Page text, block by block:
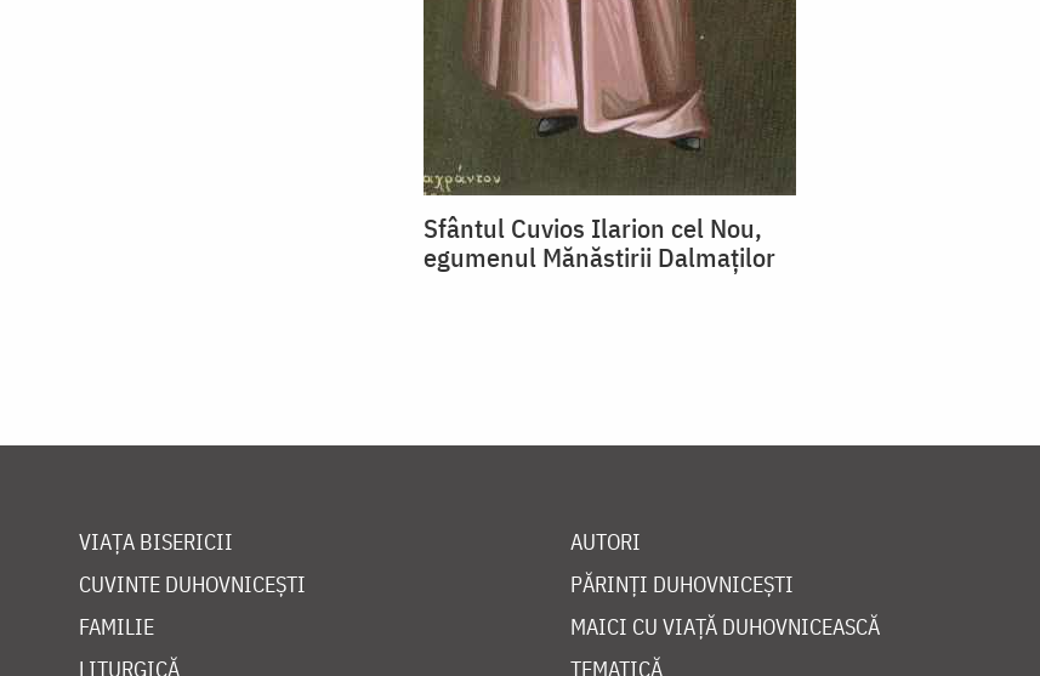
Sfântul Cuvios Ilarion cel Nou,
egumenul Mănăstirii Dalmaţilor
VIAȚA BISERICII
CUVINTE DUHOVNICEȘTI
FAMILIE
LITURGICĂ
AUTORI
PĂRINȚI DUHOVNICEȘTI
MAICI CU VIAȚĂ DUHOVNICEASCĂ
TEMATICĂ